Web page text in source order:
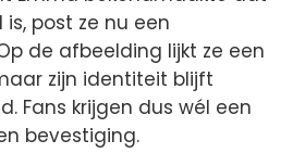
post ze nu een
de afbeelding lijkt ze een
zijn identiteit blijft
Fans krijgen dus wél een
bevestiging.